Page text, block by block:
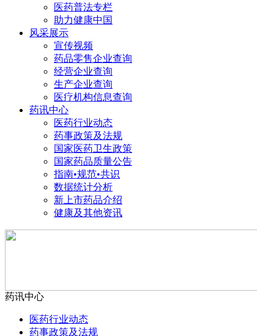
医药普法专栏
助力健康中国
风采展示
宣传视频
药品零售企业查询
经营企业查询
生产企业查询
医疗机构信息查询
药讯中心
医药行业动态
药事政策及法规
国家医药卫生政策
国家药品质量公告
指南•规范•共识
数据统计分析
新上市药品介绍
健康及其他资讯
药讯中心
医药行业动态
药事政策及法规